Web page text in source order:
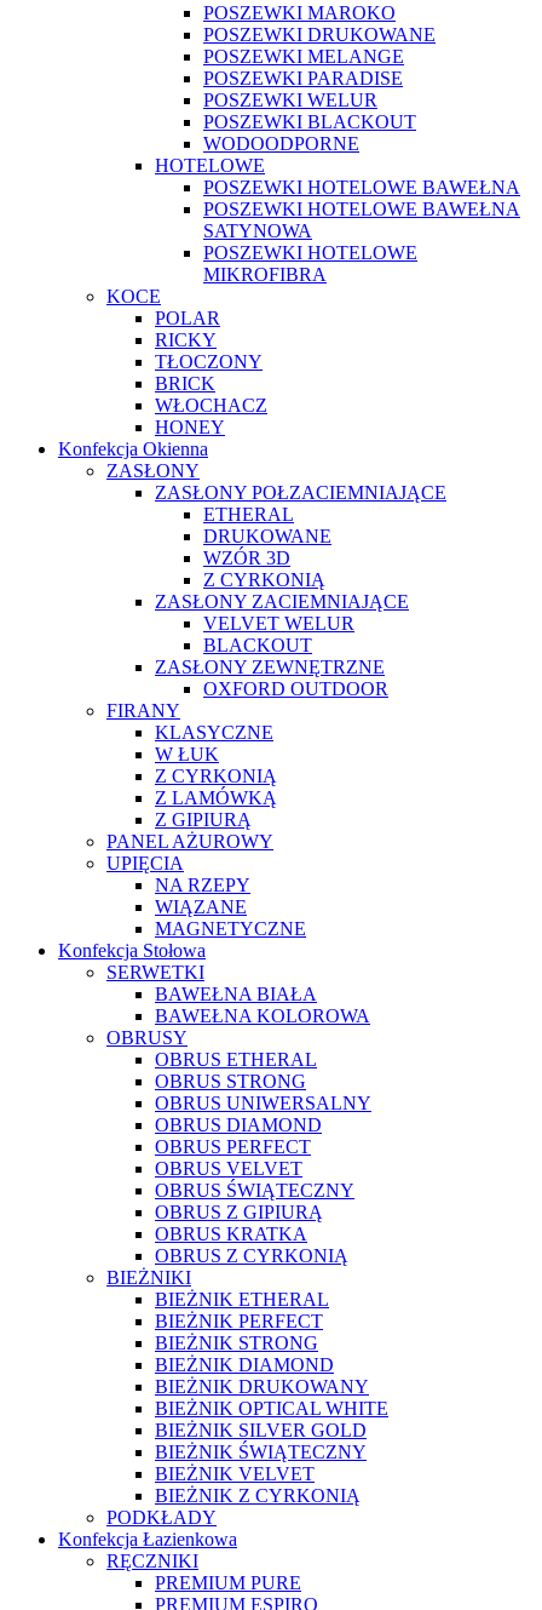
POSZEWKI MAROKO
POSZEWKI DRUKOWANE
POSZEWKI MELANGE
POSZEWKI PARADISE
POSZEWKI WELUR
POSZEWKI BLACKOUT
WODOODPORNE
HOTELOWE
POSZEWKI HOTELOWE BAWEŁNA
POSZEWKI HOTELOWE BAWEŁNA
SATYNOWA
POSZEWKI HOTELOWE
MIKROFIBRA
KOCE
POLAR
RICKY
TŁOCZONY
BRICK
WŁOCHACZ
HONEY
Konfekcja Okienna
ZASŁONY
ZASŁONY POŁZACIEMNIAJĄCE
ETHERAL
DRUKOWANE
WZÓR 3D
Z CYRKONIĄ
ZASŁONY ZACIEMNIAJĄCE
VELVET WELUR
BLACKOUT
ZASŁONY ZEWNĘTRZNE
OXFORD OUTDOOR
FIRANY
KLASYCZNE
W ŁUK
Z CYRKONIĄ
Z LAMÓWKĄ
Z GIPIURĄ
PANEL AŻUROWY
UPIĘCIA
NA RZEPY
WIĄZANE
MAGNETYCZNE
Konfekcja Stołowa
SERWETKI
BAWEŁNA BIAŁA
BAWEŁNA KOLOROWA
OBRUSY
OBRUS ETHERAL
OBRUS STRONG
OBRUS UNIWERSALNY
OBRUS DIAMOND
OBRUS PERFECT
OBRUS VELVET
OBRUS ŚWIĄTECZNY
OBRUS Z GIPIURĄ
OBRUS KRATKA
OBRUS Z CYRKONIĄ
BIEŻNIKI
BIEŻNIK ETHERAL
BIEŻNIK PERFECT
BIEŻNIK STRONG
BIEŻNIK DIAMOND
BIEŻNIK DRUKOWANY
BIEŻNIK OPTICAL WHITE
BIEŻNIK SILVER GOLD
BIEŻNIK ŚWIĄTECZNY
BIEŻNIK VELVET
BIEŻNIK Z CYRKONIĄ
PODKŁADY
Konfekcja Łazienkowa
RĘCZNIKI
PREMIUM PURE
PREMIUM ESPIRO